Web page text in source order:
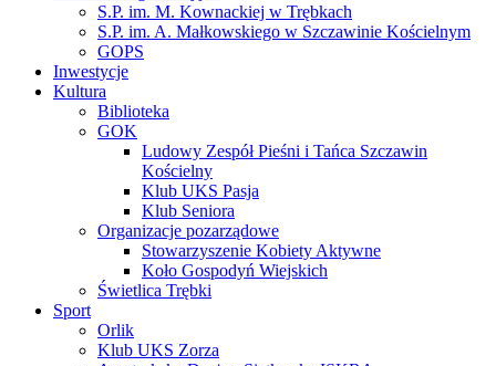
S.P. im. M. Kownackiej w Trębkach
S.P. im. A. Małkowskiego w Szczawinie Kościelnym
GOPS
Inwestycje
Kultura
Biblioteka
GOK
Ludowy Zespół Pieśni i Tańca Szczawin
Kościelny
Klub UKS Pasja
Klub Seniora
Organizacje pozarządowe
Stowarzyszenie Kobiety Aktywne
Koło Gospodyń Wiejskich
Świetlica Trębki
Sport
Orlik
Klub UKS Zorza